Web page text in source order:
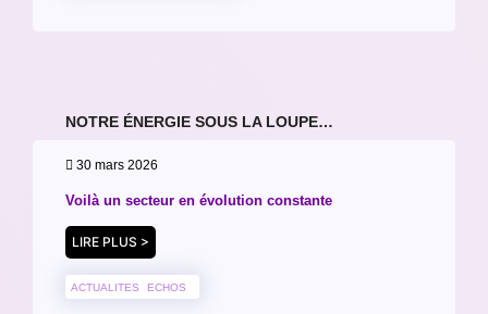
NOTRE ÉNERGIE SOUS LA LOUPE…
30 mars 2026
Voilà un secteur en évolution constante
LIRE PLUS >
ACTUALITES ECHOS